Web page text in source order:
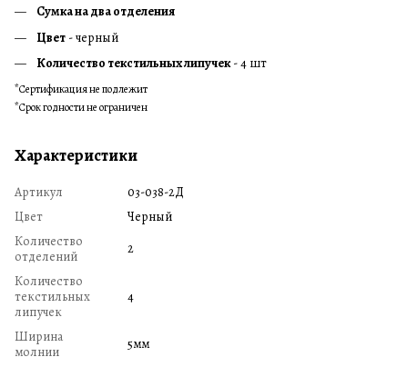
Сумка на два отделения
Цвет - черный
Количество текстильных липучек- 4 шт
*Сертификация не подлежит
*Срок годности не ограничен
Характеристики
Артикул
03-038-2Д
Цвет
Черный
Количество
отделений
2
Количество
текстильных
липучек
4
Ширина
молнии
5мм